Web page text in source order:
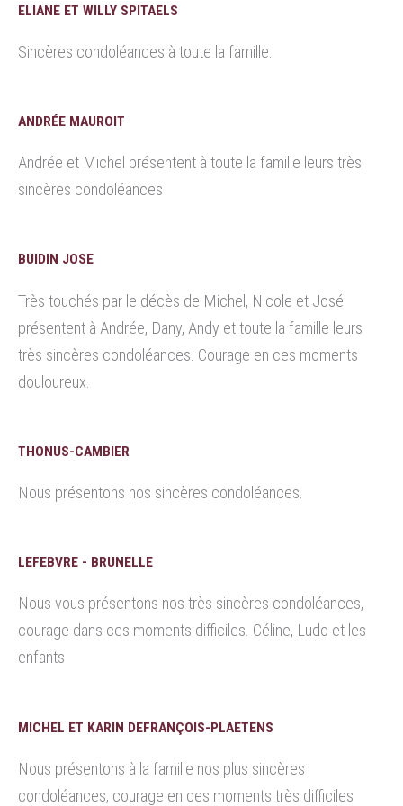
ELIANE ET WILLY SPITAELS
Sincères condoléances à toute la famille.
ANDRÉE MAUROIT
Andrée et Michel présentent à toute la famille leurs très
sincères condoléances
BUIDIN JOSE
Très touchés par le décès de Michel, Nicole et José
présentent à Andrée, Dany, Andy et toute la famille leurs
très sincères condoléances. Courage en ces moments
douloureux.
THONUS-CAMBIER
Nous présentons nos sincères condoléances.
LEFEBVRE - BRUNELLE
Nous vous présentons nos très sincères condoléances,
courage dans ces moments difficiles. Céline, Ludo et les
enfants
MICHEL ET KARIN DEFRANÇOIS-PLAETENS
Nous présentons à la famille nos plus sincères
condoléances, courage en ces moments très difficiles